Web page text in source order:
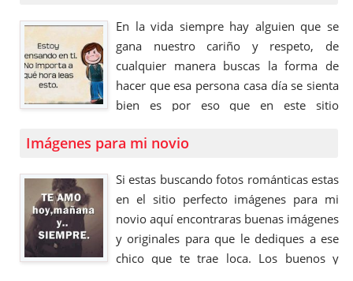
En la vida siempre hay alguien que se
gana nuestro cariño y respeto, de
cualquier manera buscas la forma de
hacer que esa persona casa día se sienta
bien es por eso que en este sitio
frases para una persona especial, para
tu vida y te robo …
Imágenes para mi novio
Si estas buscando fotos románticas estas
en el sitio perfecto imágenes para mi
novio aquí encontraras buenas imágenes
y originales para que le dediques a ese
chico que te trae loca. Los buenos y